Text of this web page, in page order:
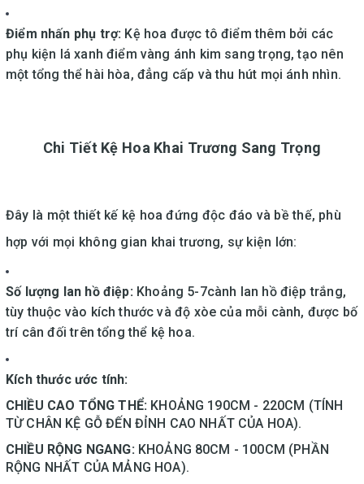
Điểm nhấn phụ trợ: Kệ hoa được tô điểm thêm bởi các
phụ kiện lá xanh điểm vàng ánh kim sang trọng, tạo nên
một tổng thể hài hòa, đẳng cấp và thu hút mọi ánh nhìn.
Chi Tiết Kệ Hoa Khai Trương Sang Trọng
Đây là một thiết kế kệ hoa đứng độc đáo và bề thế, phù
hợp với mọi không gian khai trương, sự kiện lớn:
Số lượng lan hồ điệp: Khoảng 5-7cành lan hồ điệp trắng,
tùy thuộc vào kích thước và độ xòe của mỗi cành, được bố
trí cân đối trên tổng thể kệ hoa.
Kích thước ước tính:
CHIỀU CAO TỔNG THỂ: KHOẢNG 190CM - 220CM (TÍNH
TỪ CHÂN KỆ GỖ ĐẾN ĐỈNH CAO NHẤT CỦA HOA).
CHIỀU RỘNG NGANG: KHOẢNG 80CM - 100CM (PHẦN
RỘNG NHẤT CỦA MẢNG HOA).